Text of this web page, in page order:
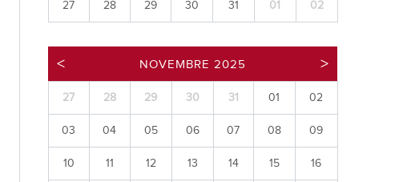
Déchetteries
Annuaire communal
Réservation de salles
27 28 29 30 31 01 02
NOVEMBRE 2025
27 28 29 30 31 01 02
03 04 05 06 07 08 09
10 11 12 13 14 15 16